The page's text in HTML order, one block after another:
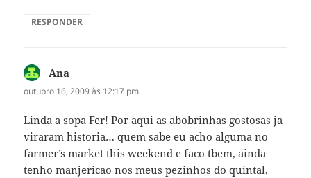
RESPONDER
Ana
outubro 16, 2009 às 12:17 pm
Linda a sopa Fer! Por aqui as abobrinhas gostosas ja
viraram historia… quem sabe eu acho alguma no
farmer’s market this weekend e faco tbem, ainda
tenho manjericao nos meus pezinhos do quintal,